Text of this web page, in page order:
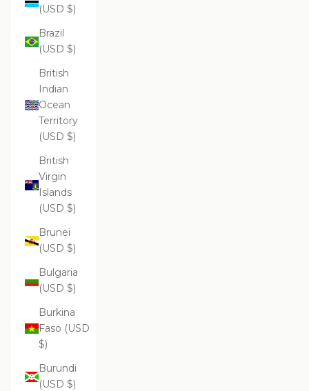
(USD $)
Brazil
(USD $)
British
Indian
Ocean
Territory
(USD $)
British
Virgin
Islands
(USD $)
Brunei
(USD $)
Bulgaria
(USD $)
Burkina
Faso (USD
$)
Burundi
(USD $)